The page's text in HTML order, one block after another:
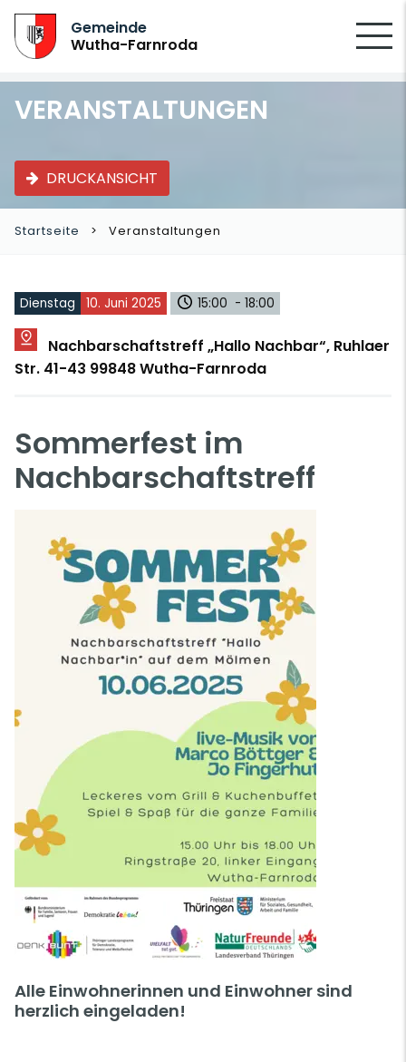
Gemeinde
Wutha-Farnroda
VERANSTALTUNGEN
DRUCKANSICHT
Startseite Veranstaltungen
Dienstag 10. Juni 2025 15:00 - 18:00
Nachbarschaftstreff „Hallo Nachbar“, Ruhlaer
Str. 41-43 99848 Wutha-Farnroda
Sommerfest im
Nachbarschaftstreff
Alle Einwohnerinnen und Einwohner sind
herzlich eingeladen!